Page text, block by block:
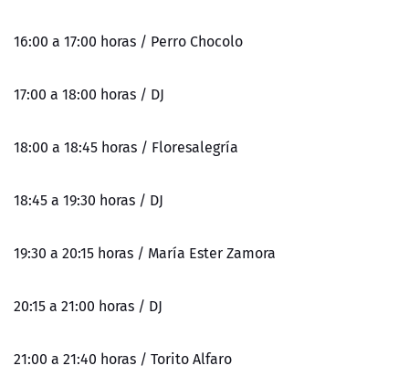
16:00 a 17:00 horas / Perro Chocolo
17:00 a 18:00 horas / DJ
18:00 a 18:45 horas / Floresalegría
18:45 a 19:30 horas / DJ
19:30 a 20:15 horas / María Ester Zamora
20:15 a 21:00 horas / DJ
21:00 a 21:40 horas / Torito Alfaro